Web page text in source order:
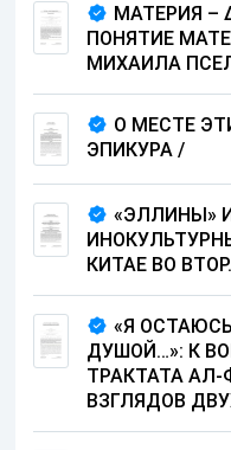
МАТЕРИЯ –
ПОНЯТИЕ
МИХАИЛА
О МЕСТЕ
ЭПИКУРА /
«ЭЛЛИНЫ»
КИТАЕ ВО
«Я
ДУШОЙ…»: К
ТРАКТАТА АЛ-
ВЗГЛЯДОВ